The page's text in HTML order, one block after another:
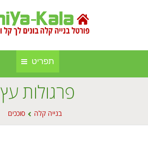
תפריט
בניה קלה
בנייה באלומיניום
חברות בנייה קלה ומתועשת
אינדקס אתרים
פרגולות עץ
בנייה קלה סוככים